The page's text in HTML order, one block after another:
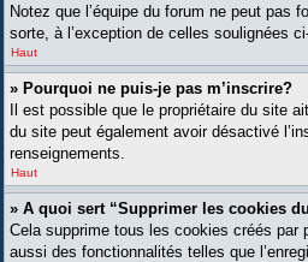
Notez que l’équipe du forum ne peut pas
sorte, à l’exception de celles soulignées
Haut
» Pourquoi ne puis-je pas m’inscrire?
Il est possible que le propriétaire du site
du site peut également avoir désactivé
renseignements.
Haut
» A quoi sert “Supprimer les cookies
Cela supprime tous les cookies créés
aussi des fonctionnalités telles que